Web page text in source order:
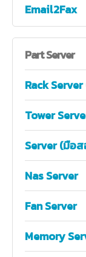
Email2Fax
PartServer
Rack Server
Tower
Server (มือ
Nas Server
Fan Server
Memory